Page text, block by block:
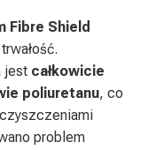
Fibre Shield
jest całkowicie
poliuretanu, co
problem